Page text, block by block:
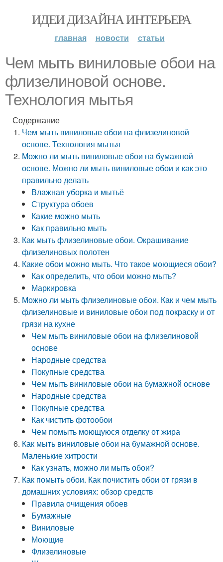
ИДЕИ ДИЗАЙНА ИНТЕРЬЕРА
главная новости статьи
Чем мыть виниловые обои на
флизелиновой основе.
Технология мытья
Содержание
Чем мыть виниловые обои на флизелиновой
основе. Технология мытья
Можно ли мыть виниловые обои на бумажной
основе. Можно ли мыть виниловые обои и как это
правильно делать
Влажная уборка и мытьё
Структура обоев
Какие можно мыть
Как правильно мыть
Как мыть флизелиновые обои. Окрашивание
флизелиновых полотен
Какие обои можно мыть. Что такое моющиеся обои?
Как определить, что обои можно мыть?
Маркировка
Можно ли мыть флизелиновые обои. Как и чем мыть
флизелиновые и виниловые обои под покраску и от
грязи на кухне
Чем мыть виниловые обои на флизелиновой
основе
Народные средства
Покупные средства
Чем мыть виниловые обои на бумажной основе
Народные средства
Покупные средства
Как чистить фотообои
Чем помыть моющуюся отделку от жира
Как мыть виниловые обои на бумажной основе.
Маленькие хитрости
Как узнать, можно ли мыть обои?
Как помыть обои. Как почистить обои от грязи в
домашних условиях: обзор средств
Правила очищения обоев
Бумажные
Виниловые
Моющие
Флизелиновые